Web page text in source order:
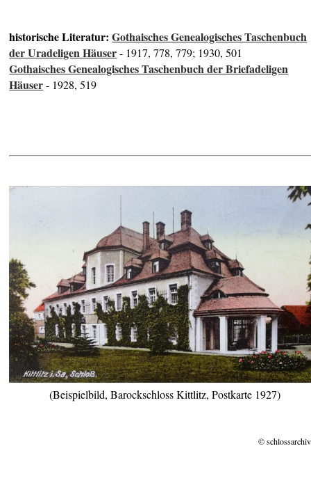
historische Literatur:Gothaisches Genealogisches Taschenbuch
der Uradeligen Häuser- 1917, 778, 779; 1930, 501
Gothaisches Genealogisches Taschenbuch der Briefadeligen
Häuser- 1928, 519
(Beispielbild, Barockschloss Kittlitz, Postkarte 1927)
©